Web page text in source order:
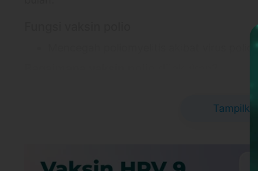
Klinik Kasta
Jl. Cemp. Hijau No.8, Dauh Peken, Kec.